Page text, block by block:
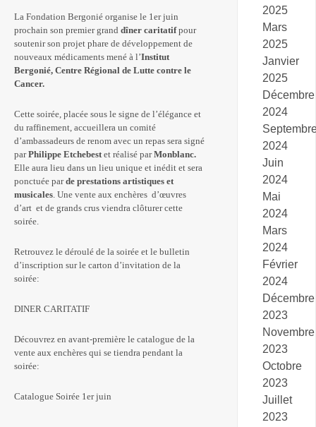
La Fondation Bergonié organise le 1er juin
prochain son premier grand dîner caritatifpour
soutenir son projet phare de développement de
nouveaux médicaments mené à l’Institut
Bergonié, Centre Régional de Lutte contre le
Cancer.
Cette soirée, placée sous le signe de l’élégance et
du raffinement, accueillera un comité
d’ambassadeurs de renom avec un repas sera signé
parPhilippe Etchebestet réalisé parMonblanc.
Elle aura lieu dans un lieu unique et inédit et sera
ponctuée parde prestations artistiques et
musicales. Une vente aux enchères d’œuvres
d’art et de grands crus viendra clôturer cette
soirée.
Retrouvez le déroulé de la soirée et le bulletin
d’inscription sur le carton d’invitation de la
soirée:
DINER CARITATIF
Découvrez en avant-première le catalogue de la
vente aux enchères qui se tiendra pendant la
soirée:
Catalogue Soirée 1er juin
2025
Mars
2025
Janvier
2025
Décembre
2024
2024
Juin
2024
Mai
2024
Mars
2024
Février
2024
Décembre
2023
Novembre
2023
Octobre
2023
Juillet
2023